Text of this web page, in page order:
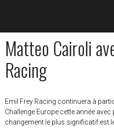
Matteo Cairoli
Racing
Emil Frey Racing continuera à
Challenge Europe cette année
changement le plus significatif est